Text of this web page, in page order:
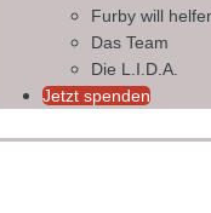
Furby will
Das Team
Die L.I.D.A.
Jetzt spenden